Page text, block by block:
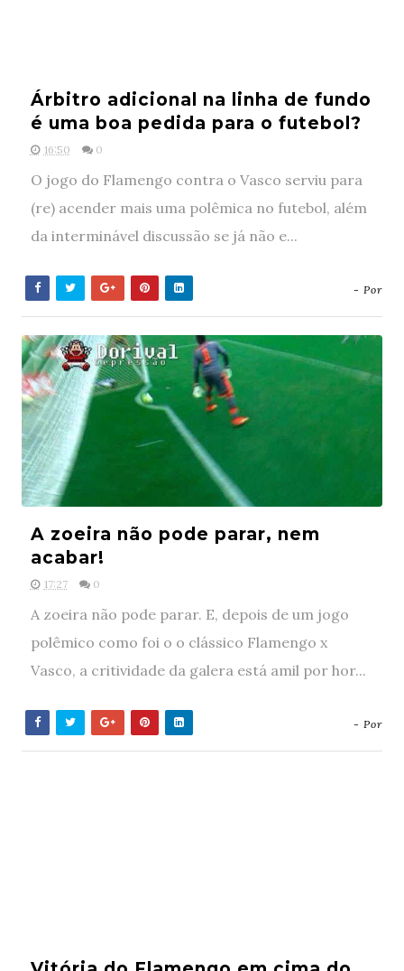
Árbitro adicional na linha de fundo
é uma boa pedida para o futebol?
16:50 0
O jogo do Flamengo contra o Vasco serviu para
(re) acender mais uma polêmica no futebol, além
da interminável discussão se já não e...
- Por
A zoeira não pode parar, nem
acabar!
17:27 0
A zoeira não pode parar. E, depois de um jogo
polêmico como foi o o clássico Flamengo x
Vasco, a critividade da galera está amil por hor...
- Por